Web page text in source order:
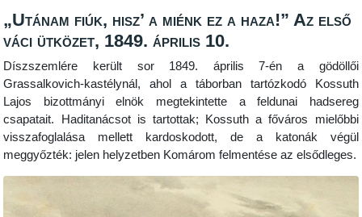
„Utánam fiúk, hisz’ a miénk ez a haza!” Az első
váci ütközet, 1849. április 10.
Díszszemlére került sor 1849. április 7-én a gödöllői
Grassalkovich-kastélynál, ahol a táborban tartózkodó Kossuth
Lajos bizottmányi elnök megtekintette a feldunai hadsereg
csapatait. Haditanácsot is tartottak; Kossuth a főváros mielőbbi
visszafoglalása mellett kardoskodott, de a katonák végül
meggyőzték: jelen helyzetben Komárom felmentése az elsődleges.